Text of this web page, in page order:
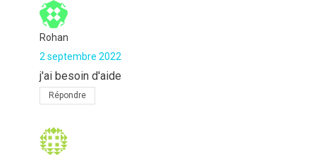
Rohan
2 septembre 2022
j'ai besoin d'aide
Répondre